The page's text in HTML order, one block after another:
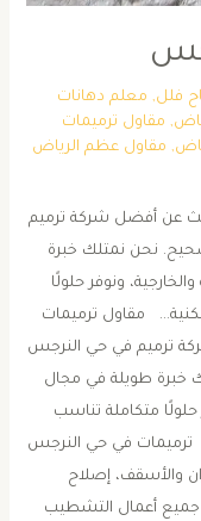
فلل, معلم دهانات
, مقاول ترميمات
, مقاول عظم الرياض
عن أفضل شركة ترميم
نحن نمتلك خبرة
ونوفر حلولًا
مقاول ترميمات
ترميم في حي النرجس
خبرة طويلة في مجال
حلولًا متكاملة تناسب
ترميمات في حي النرجس
والأسقف، إصلاح
جميع أعمال التشطيب